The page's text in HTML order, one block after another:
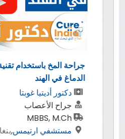
جراحة المخ باستخدام تقنية
الدماغ في الهند
دكتور أديتيا غوبتا
جراح الأعصاب
MBBS, M.Ch
مستشفي ارتيمس,